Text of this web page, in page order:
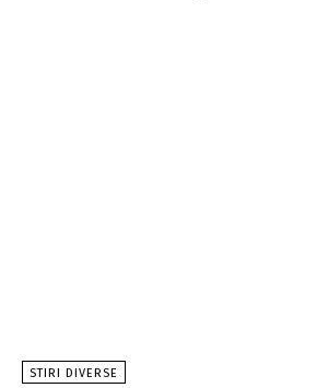
STIRI DIVERSE